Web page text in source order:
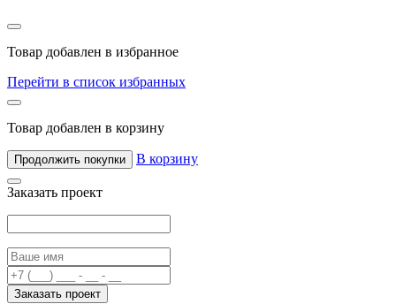
Товар добавлен в избранное
Перейти в список избранных
Товар добавлен в корзину
Продолжить покупки В корзину
Заказать проект
Заказать проект